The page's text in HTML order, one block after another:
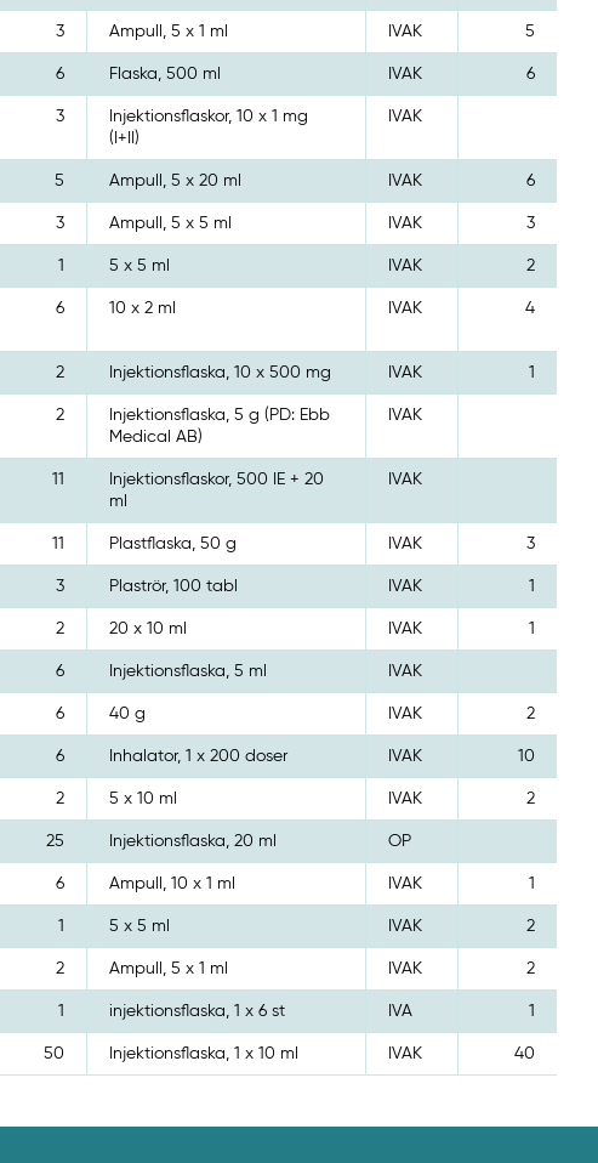
3 Ampull, 5 x 1 ml IVAK 5
6 Flaska, 500 ml IVAK 6
3
Injektionsflaskor, 10 x 1 mg
(I+II)
IVAK
5 Ampull, 5 x 20 ml IVAK 6
3 Ampull, 5 x 5 ml IVAK 3
1 5 x 5 ml IVAK 2
6 10 x 2 ml IVAK 4
2 Injektionsflaska, 10 x 500 mg IVAK 1
2
Injektionsflaska, 5 g (PD: Ebb
Medical AB)
IVAK
11
Injektionsflaskor, 500 IE + 20
ml
IVAK
11 Plastflaska, 50 g IVAK 3
3 Plaströr, 100 tabl IVAK 1
2 20 x 10 ml IVAK 1
6 Injektionsflaska, 5 ml IVAK
6 40 g IVAK 2
6 Inhalator, 1 x 200 doser IVAK 10
2 5 x 10 ml IVAK 2
25 Injektionsflaska, 20 ml OP
6 Ampull, 10 x 1 ml IVAK 1
1 5 x 5 ml IVAK 2
2 Ampull, 5 x 1 ml IVAK 2
1 injektionsflaska, 1 x 6 st IVA 1
50 Injektionsflaska, 1 x 10 ml IVAK 40